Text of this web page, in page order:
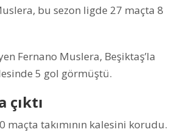
bu sezon ligde 27 maçta 8
Fernano Muslera, Beşiktaş’la
5 gol görmüştü.
çıktı
maçta takımının kalesini korudu.